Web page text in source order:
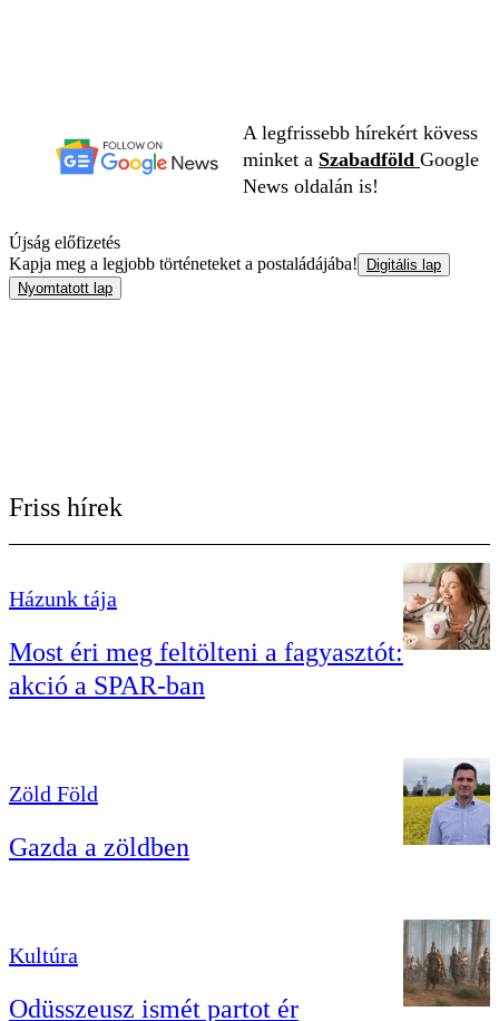
A legfrissebb hírekért kövess
minket a Szabadföld Google
News oldalán is!
Újság előfizetés
Kapja meg a legjobb történeteket a postaládájába!
Digitális lap
Nyomtatott lap
Friss hírek
Házunk tája
Most éri meg feltölteni a fagyasztót:
akció a SPAR-ban
Zöld Föld
Gazda a zöldben
Kultúra
Odüsszeusz ismét partot ér